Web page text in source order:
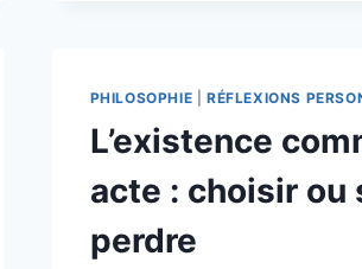
PHILOSOPHIE RÉFLEXIONS
L’existence
acte : choisir ou
perdre